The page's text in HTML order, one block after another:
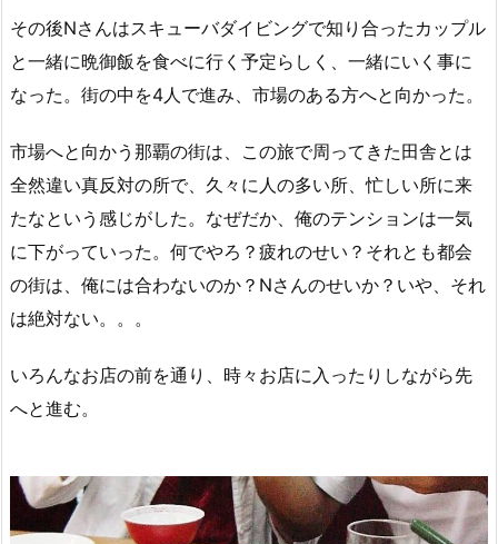
その後Nさんはスキューバダイビングで知り合ったカップル
と一緒に晩御飯を食べに行く予定らしく、一緒にいく事に
なった。街の中を4人で進み、市場のある方へと向かった。
市場へと向かう那覇の街は、この旅で周ってきた田舎とは
全然違い真反対の所で、久々に人の多い所、忙しい所に来
たなという感じがした。なぜだか、俺のテンションは一気
に下がっていった。何でやろ？疲れのせい？それとも都会
の街は、俺には合わないのか？Nさんのせいか？いや、それ
は絶対ない。。。
いろんなお店の前を通り、時々お店に入ったりしながら先
へと進む。